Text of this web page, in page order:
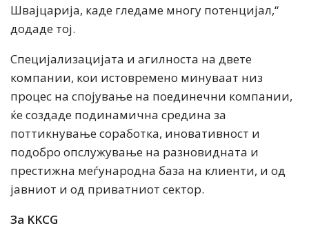
Швајцарија, каде гледаме многу потенцијал,“
додаде тој.
Специјализацијата и агилноста на двете
компании, кои истовремено минуваат низ
процес на спојување на поединечни компании,
ќе создаде подинамична средина за
поттикнување соработка, иновативност и
подобро опслужување на разновидната и
престижна меѓународна база на клиенти, и од
јавниот и од приватниот сектор.
За KKCG